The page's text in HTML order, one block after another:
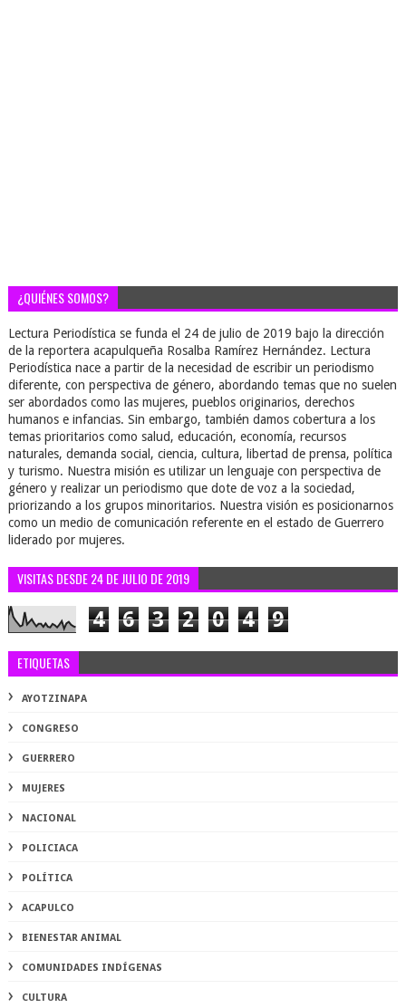
¿QUIÉNES SOMOS?
Lectura Periodística se funda el 24 de julio de 2019 bajo la dirección
de la reportera acapulqueña Rosalba Ramírez Hernández. Lectura
Periodística nace a partir de la necesidad de escribir un periodismo
diferente, con perspectiva de género, abordando temas que no suelen
ser abordados como las mujeres, pueblos originarios, derechos
humanos e infancias. Sin embargo, también damos cobertura a los
temas prioritarios como salud, educación, economía, recursos
naturales, demanda social, ciencia, cultura, libertad de prensa, política
y turismo. Nuestra misión es utilizar un lenguaje con perspectiva de
género y realizar un periodismo que dote de voz a la sociedad,
priorizando a los grupos minoritarios. Nuestra visión es posicionarnos
como un medio de comunicación referente en el estado de Guerrero
liderado por mujeres.
VISITAS DESDE 24 DE JULIO DE 2019
4 6 3 2 0 4 9
ETIQUETAS
AYOTZINAPA
CONGRESO
GUERRERO
MUJERES
NACIONAL
POLICIACA
POLÍTICA
ACAPULCO
BIENESTAR ANIMAL
COMUNIDADES INDÍGENAS
CULTURA